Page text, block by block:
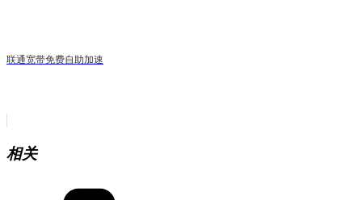
联通宽带免费自助加速
相关